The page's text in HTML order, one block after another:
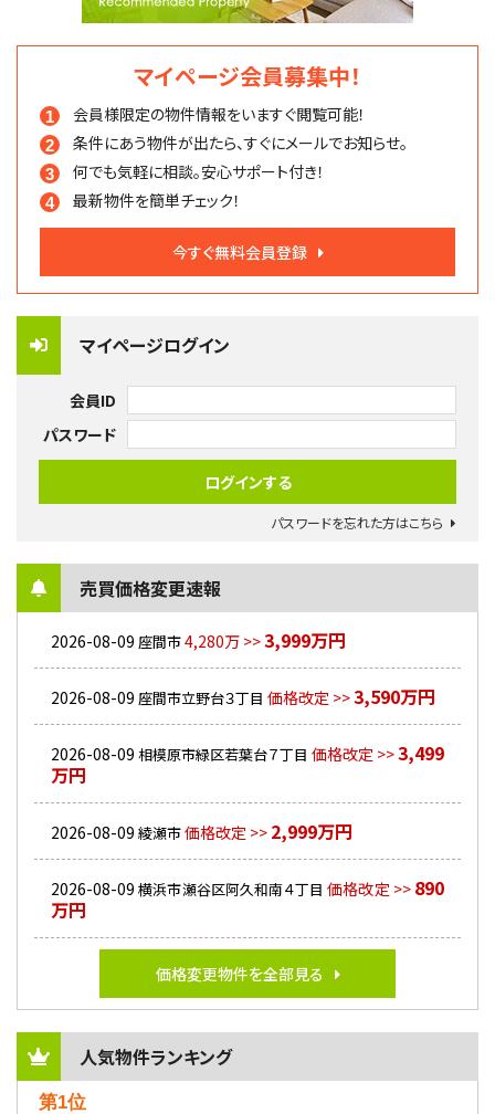
マイページ会員募集中！
会員様限定の物件情報をいますぐ閲覧可能！
条件にあう物件が出たら、すぐにメールでお知らせ。
何でも気軽に相談。安心サポート付き！
最新物件を簡単チェック！
今すぐ無料会員登録
マイページログイン
会員ID
パスワード
パスワードを忘れた方はこちら
売買価格変更速報
2026-08-09 座間市4,280万 >>3,999万円
2026-08-09 座間市立野台３丁目 価格改定 >>3,590万円
2026-08-09 相模原市緑区若葉台７丁目 価格改定 >>3,499
万円
2026-08-09 綾瀬市価格改定 >> 2,999万円
2026-08-09 横浜市瀬谷区阿久和南４丁目 価格改定 >> 890
万円
価格変更物件を全部見る
人気物件ランキング
第1位